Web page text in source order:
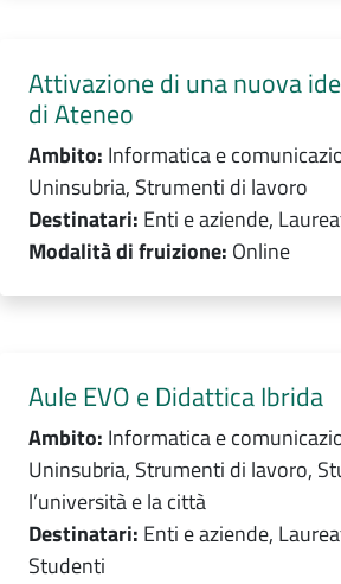
Attivazione di una nuova
di Ateneo
Ambito: Informatica e
Uninsubria, Strumenti di lavoro
Destinatari: Enti e aziende,
Modalità di fruizione: Online
Aule EVO e Didattica Ibrida
Ambito: Informatica e
Uninsubria, Strumenti di lavoro,
l’università e la città
Destinatari: Enti e aziende,
Studenti